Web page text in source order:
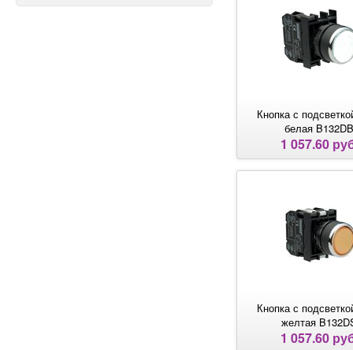
Кнопка с
белая B132DB
1 057.60
Кнопка с
желтая
1 057.60